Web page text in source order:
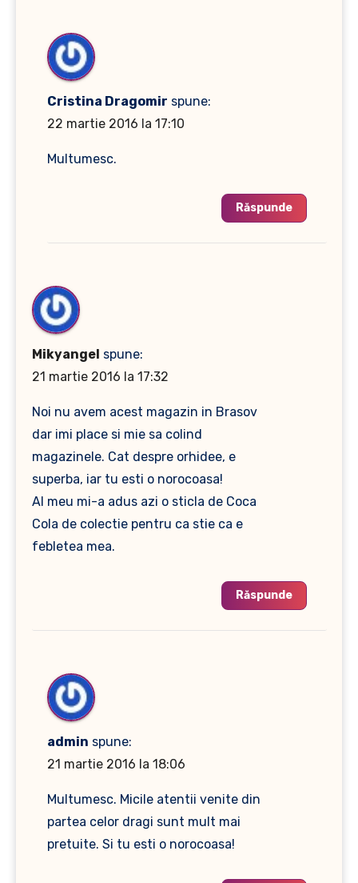
Cristina Dragomir spune:
22 martie 2016 la 17:10
Multumesc.
Răspunde
Mikyangel spune:
21 martie 2016 la 17:32
Noi nu avem acest magazin in Brasov
dar imi place si mie sa colind
magazinele. Cat despre orhidee, e
superba, iar tu esti o norocoasa!
Al meu mi-a adus azi o sticla de Coca
Cola de colectie pentru ca stie ca e
febletea mea.
Răspunde
admin spune:
21 martie 2016 la 18:06
Multumesc. Micile atentii venite din
partea celor dragi sunt mult mai
pretuite. Si tu esti o norocoasa!